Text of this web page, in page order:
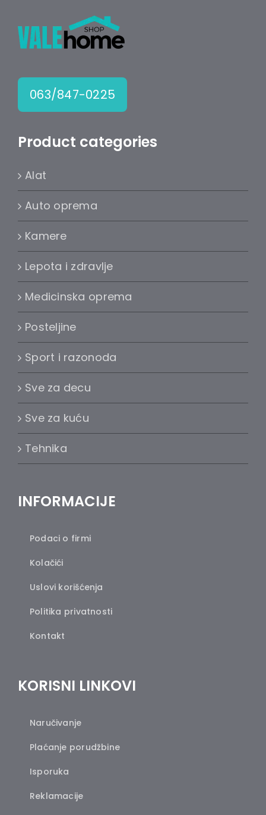
063/847-0225
Product categories
Alat
Auto oprema
Kamere
Lepota i zdravlje
Medicinska oprema
Posteljine
Sport i razonoda
Sve za decu
Sve za kuću
Tehnika
INFORMACIJE
Podaci o firmi
Kolačići
Uslovi korišćenja
Politika privatnosti
Kontakt
KORISNI LINKOVI
Naručivanje
Plaćanje porudžbine
Isporuka
Reklamacije